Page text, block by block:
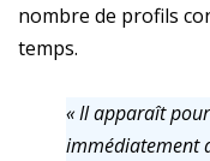
nombre de profils
temps.
« Il apparaît
immédiatement